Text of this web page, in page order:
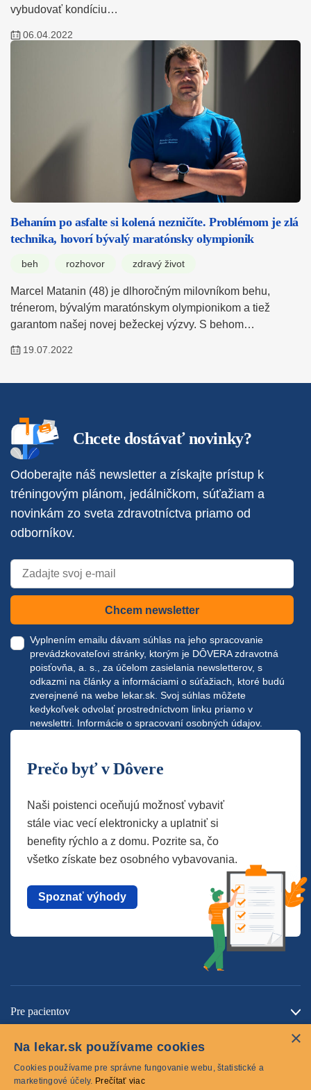
vybudovať kondíciu…
06.04.2022
Behaním po asfalte si kolená nezničíte. Problémom je zlá
technika, hovorí bývalý maratónsky olympionik
beh rozhovor zdravý život
Marcel Matanin (48) je dlhoročným milovníkom behu,
trénerom, bývalým maratónskym olympionikom a tiež
garantom našej novej bežeckej výzvy. S behom…
19.07.2022
Chcete dostávať novinky?
Odoberajte náš newsletter a získajte prístup k
tréningovým plánom, jedálničkom, súťažiam a
novinkám zo sveta zdravotníctva priamo od
odborníkov.
Chcem newsletter
Vyplnením emailu dávam súhlas na jeho spracovanie
prevádzkovateľovi stránky, ktorým je DÔVERA zdravotná
poisťovňa, a. s., za účelom zasielania newsletterov, s
odkazmi na články a informáciami o súťažiach, ktoré budú
zverejnené na webe lekar.sk. Svoj súhlas môžete
kedykoľvek odvolať prostredníctvom linku priamo v
newslettri. Informácie o spracovaní osobných údajov.
Prečo byť v Dôvere
Naši poistenci oceňujú možnosť vybaviť
stále viac vecí elektronicky a uplatniť si
benefity rýchlo a z domu. Pozrite sa, čo
všetko získate bez osobného vybavovania.
Spoznať výhody
Pre pacientov
×
Na lekar.sk používame cookies
Cookies používame pre správne fungovanie webu, štatistické a
marketingové účely. Prečítať viac